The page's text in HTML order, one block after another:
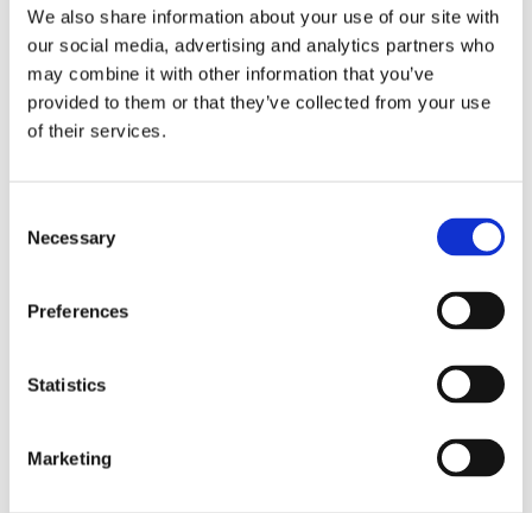
We also share information about your use of our site with
our social media, advertising and analytics partners who
may combine it with other information that you’ve
provided to them or that they’ve collected from your use
of their services.
Selection
Necessary
Preferences
Statistics
Marketing